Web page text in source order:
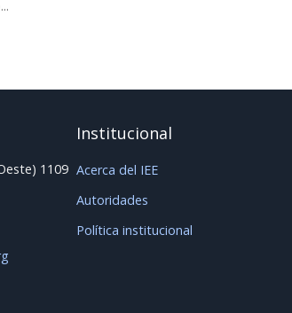
1109
Institucional
Acerca del IEE
Autoridades
Política institucional